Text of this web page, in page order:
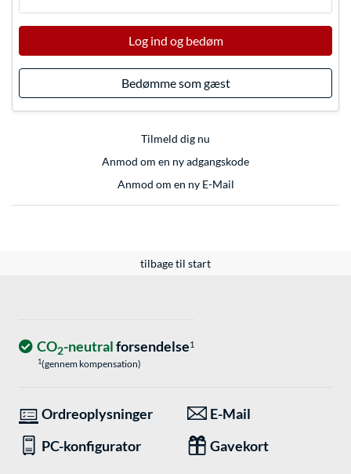
Log ind og bedøm
Bedømme som gæst
Tilmeld dig nu
Anmod om en ny adgangskode
Anmod om en ny E-Mail
tilbage til start
CO2-neutralforsendelse1
1(gennem kompensation)
Ordreoplysninger
E-Mail
PC-konfigurator
Gavekort